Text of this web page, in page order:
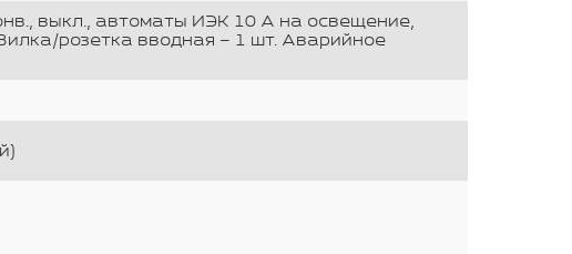
выкл., автоматы ИЭК 10 А на освещение,
розетка вводная – 1 шт. Аварийное